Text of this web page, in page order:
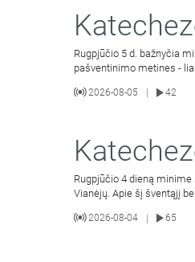
Rugpjūčio 5 d. bažnyčia
pašventinimo metines -
2026-08-05 42
Rugpjūčio 4 dieną minime
Vianėjų. Apie šį šventąjį
2026-08-04 | 65